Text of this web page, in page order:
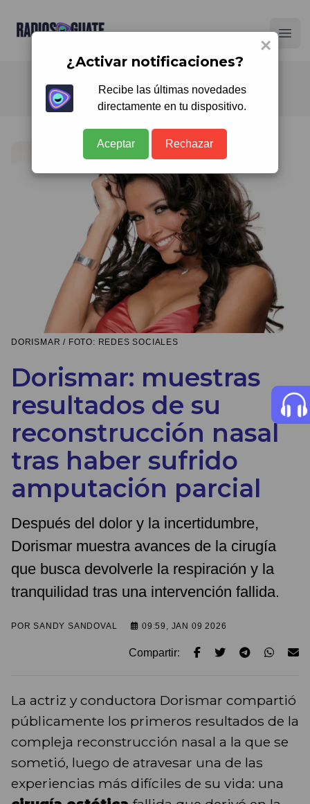
Radios Guate
DORISMAR / FOTO: REDES SOCIALES
Dorismar: muestras
resultados de su
reconstrucción nasal
tras haber sufrido
amputación parcial
Después del dolor y la incertidumbre,
Dorismar muestra avances de la cirugía
que busca devolverle la respiración y la
tranquilidad tras una intervención fallida.
PORSANDY SANDOVAL 09:59, JAN 09 2026
Compartir:
La actriz y conductora Dorismar compartió
públicamente los primeros resultados de la
compleja reconstrucción nasal a la que se
sometió, luego de atravesar una de las
experiencias más difíciles de su vida: una
×
¿Activar notificaciones?
Recibe las últimas novedades
directamente en tu dispositivo.
Aceptar Rechazar